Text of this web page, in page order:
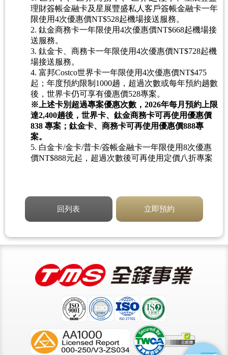
理財簽帳金融卡及星展豐盛私人客戶簽帳金融卡一年
限使用4次優惠價NT$528起機場接送服務。
2. 鈦金商務卡一年限使用4次優惠價NT$668起機場接
送服務。
3. 鈦金卡、商務卡一年限使用4次優惠價NT$728起機
場接送服務。
4. 富邦Costco世界卡一年限使用4次優惠價NT$475
起；年度預約限制1000趟，超過次數或每年預約趟數
後，世界卡仍可享有優惠價528專案。
※上述卡別超過專案優惠次數，2026年每月預約上限
達2,400趟後，世界卡、鈦金商務卡可再使用優惠價
838 專案；鈦金卡、商務卡可再使用優惠價888專
案。
5. 白金卡/金卡/普卡/簽帳金融卡一年限使用8次優惠
價NT$888元起，超過次數後可再使用定價八折專案
回列表 立即預約